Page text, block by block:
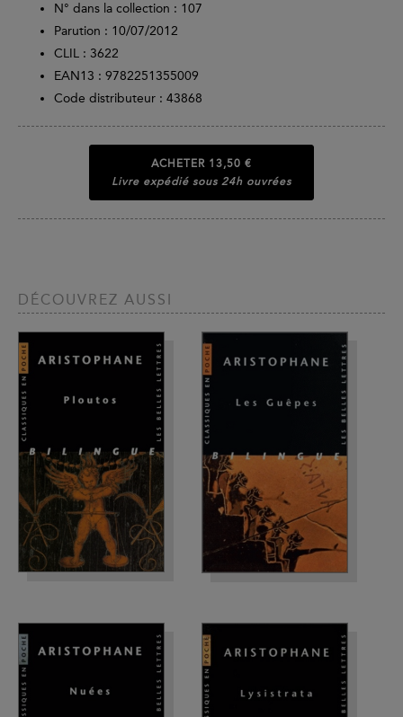
N° dans la collection : 107
Parution : 10/07/2012
CLIL : 3622
EAN13 : 9782251355009
Code distributeur : 43868
ACHETER 13,50 €
Livre expédié sous 24h ouvrées
DÉCOUVREZ AUSSI